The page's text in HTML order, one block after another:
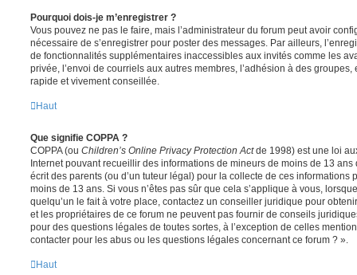
Pourquoi dois-je m’enregistrer ?
Vous pouvez ne pas le faire, mais l’administrateur du forum peut avoir
nécessaire de s’enregistrer pour poster des messages. Par ailleurs,
de fonctionnalités supplémentaires inaccessibles aux invités comme les
privée, l’envoi de courriels aux autres membres, l’adhésion à des groupes,
rapide et vivement conseillée.
Haut
Que signifie COPPA ?
COPPA (ou Children’s Online Privacy Protection Actde 1998) est une loi
Internet pouvant recueillir des informations de mineurs de moins de 13
écrit des parents (ou d’un tuteur légal) pour la collecte de ces informations
moins de 13 ans. Si vous n’êtes pas sûr que cela s’applique à vous,
quelqu’un le fait à votre place, contactez un conseiller juridique pour
et les propriétaires de ce forum ne peuvent pas fournir de conseils
pour des questions légales de toutes sortes, à l’exception de celles
contacter pour les abus ou les questions légales concernant ce forum ? ».
Haut